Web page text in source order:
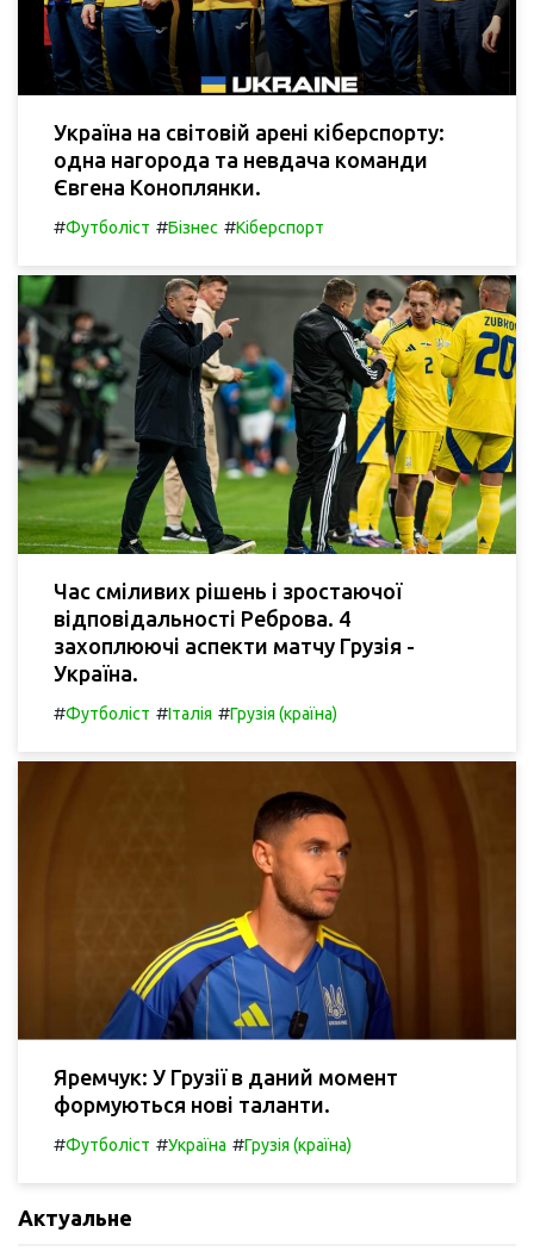
Україна на світовій арені кіберспорту:
одна нагорода та невдача команди
Євгена Коноплянки.
#Футболіст #Бізнес #Кіберспорт
Час сміливих рішень і зростаючої
відповідальності Реброва. 4
захоплюючі аспекти матчу Грузія -
Україна.
#Футболіст #Італія #Грузія (країна)
Яремчук: У Грузії в даний момент
формуються нові таланти.
#Футболіст #Україна #Грузія (країна)
Актуальне